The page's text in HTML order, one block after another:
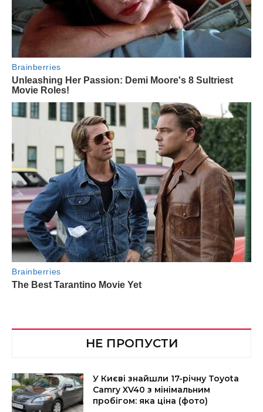
НЕ ПРОПУСТИ
У Києві знайшли 17-річну Toyota
Camry XV40 з мінімальним
пробігом: яка ціна (фото)